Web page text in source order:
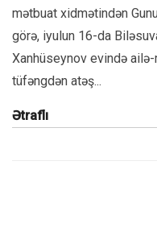
mətbuat xidmətindən
görə, iyulun 16-da
Xanhüseynov evində
tüfəngdən atəş...
Ətraflı